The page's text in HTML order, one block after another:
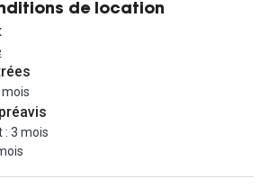
de services tout compris, il ne reste
travailler. Les postes de travail se trouvent
espace déjeuner/cuisine au rez-de-
l'agence est le design graphique, et une
serait idéale pour favoriser
de location
: 3 mois